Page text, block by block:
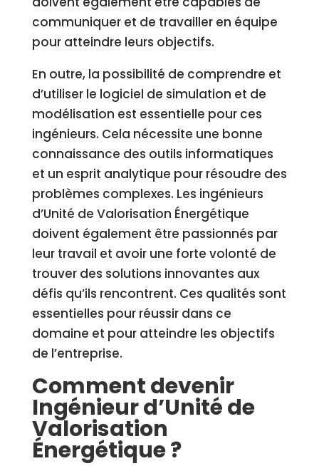
communiquer et de travailler en équipe
pour atteindre leurs objectifs.
En outre, la possibilité de comprendre et
d’utiliser le logiciel de simulation et de
modélisation est essentielle pour ces
ingénieurs. Cela nécessite une bonne
connaissance des outils informatiques
et un esprit analytique pour résoudre des
problèmes complexes. Les ingénieurs
d’Unité de Valorisation Énergétique
doivent également être passionnés par
leur travail et avoir une forte volonté de
trouver des solutions innovantes aux
défis qu’ils rencontrent. Ces qualités sont
essentielles pour réussir dans ce
domaine et pour atteindre les objectifs
de l’entreprise.
Comment devenir
Ingénieur d’Unité de
Valorisation
Énergétique ?